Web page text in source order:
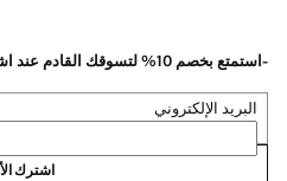
-استمتع بخصم 10% لتسوقك القادم عند اشتراكك في نشرتنا الاخبارية
البريد الإلكتروني
اشترك